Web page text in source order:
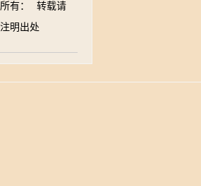
所有：
转载请
注明出处